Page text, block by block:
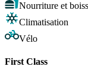
Nourriture et
Climatisation
Vélo
First Class